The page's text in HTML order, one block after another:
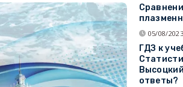
05/08/
ГДЗ к
ответы?